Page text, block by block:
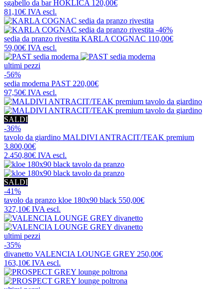
sgabello da barHOKLICA 120,00€
81,10€ IVA escl.
-46%
sedia da pranzo rivestita KARLA COGNAC 110,00€
59,00€ IVA escl.
ultimi pezzi
-56%
sedia moderna PAST 220,00€
97,50€ IVA escl.
SALDI
-36%
tavolo da giardino MALDIVI ANTRACIT/TEAK premium
3.800,00€
2.450,80€ IVA escl.
SALDI
-41%
tavolo da pranzo kloe 180x90 black 550,00€
327,10€ IVA escl.
ultimi pezzi
-35%
divanetto VALENCIA LOUNGE GREY 250,00€
163,10€ IVA escl.